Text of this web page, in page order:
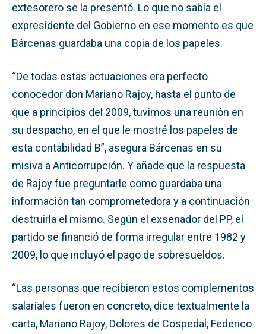
extesorero se la presentó. Lo que no sabía el
expresidente del Gobierno en ese momento es que
Bárcenas guardaba una copia de los papeles.
“De todas estas actuaciones era perfecto
conocedor don Mariano Rajoy, hasta el punto de
que a principios del 2009, tuvimos una reunión en
su despacho, en el que le mostré los papeles de
esta contabilidad B”, asegura Bárcenas en su
misiva a Anticorrupción. Y añade que la respuesta
de Rajoy fue preguntarle como guardaba una
información tan comprometedora y a continuación
destruirla el mismo. Según el exsenador del PP, el
partido se financió de forma irregular entre 1982 y
2009, lo que incluyó el pago de sobresueldos.
“Las personas que recibieron estos complementos
salariales fueron en concreto, dice textualmente la
carta, Mariano Rajoy, Dolores de Cospedal, Federico